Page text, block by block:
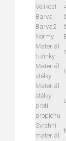
Velikost
Barva
Barva2
Normy
Materiál
tužinky
Materiál
stélky
Materiál
stélky
proti
propichu
Svrchní
materiál